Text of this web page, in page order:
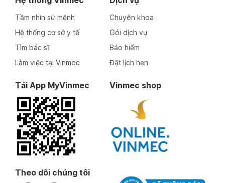
Tầm nhìn sứ mệnh
Hệ thống cơ sở y tế
Tìm bác sĩ
Làm việc tại Vinmec
Chuyên khoa
Gói dịch vụ
Bảo hiểm
Đặt lịch hẹn
Tải App MyVinmec Vinmec shop
Theo dõi chúng tôi